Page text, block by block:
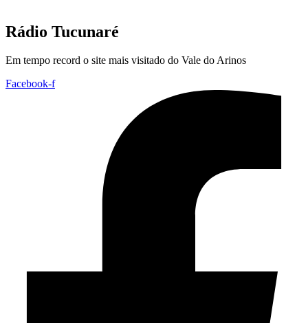
Rádio Tucunaré
Em tempo record o site mais visitado do Vale do Arinos
Facebook-f